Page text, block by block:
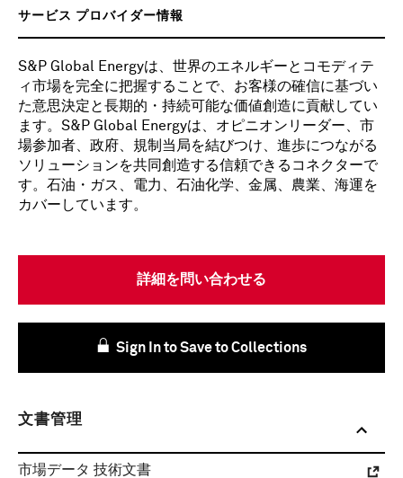
サービス プロバイダー情報
S&P Global Energyは、世界のエネルギーとコモディテ
ィ市場を完全に把握することで、お客様の確信に基づい
た意思決定と長期的・持続可能な価値創造に貢献してい
ます。S&P Global Energyは、オピニオンリーダー、市
場参加者、政府、規制当局を結びつけ、進歩につながる
ソリューションを共同創造する信頼できるコネクターで
す。石油・ガス、電力、石油化学、金属、農業、海運を
カバーしています。
詳細を問い合わせる
Sign In to Save to Collections
文書管理
市場データ 技術文書